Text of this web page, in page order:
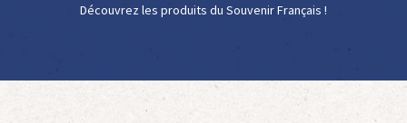
Découvrez les produits du Souvenir Français !